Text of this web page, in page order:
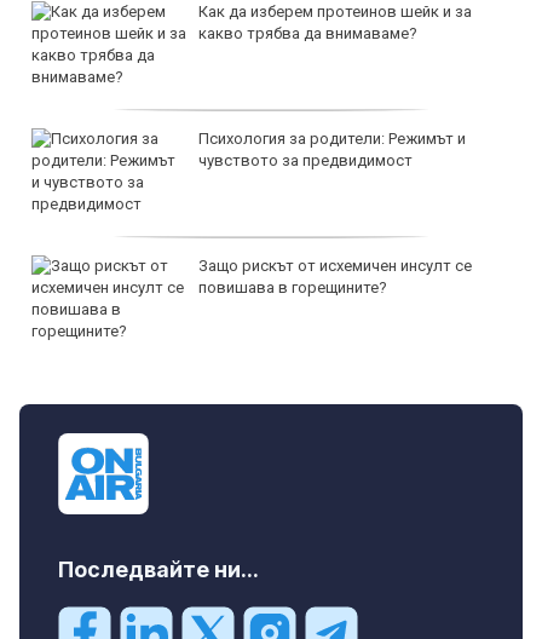
Как да изберем протеинов шейк и за
какво трябва да внимаваме?
Психология за родители: Режимът и
чувството за предвидимост
Защо рискът от исхемичен инсулт се
повишава в горещините?
Последвайте ни...